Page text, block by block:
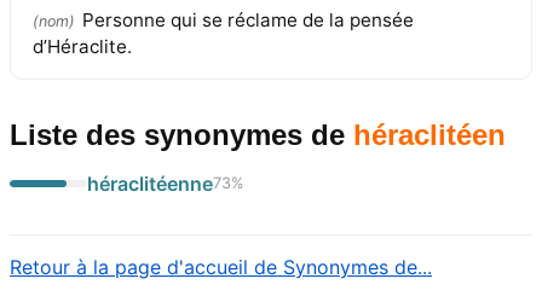
(nom) Personne qui se réclame de la pensée
d’Héraclite.
Liste des synonymes de héraclitéen
héraclitéenne73%
Retour à la page d'accueil de Synonymes de...